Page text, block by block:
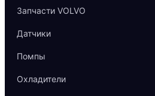
Запчасти VOLVO
Датчики
Помпы
Охладители